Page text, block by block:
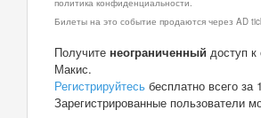
Билеты на это событие продаются через AD
Получите неограниченный доступ
Макис.
Регистрируйтесь бесплатно всего за
Зарегистрированные пользователи